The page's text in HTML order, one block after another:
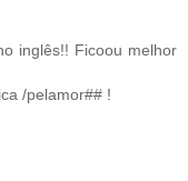
inglês!! Ficoou melhor
/pelamor## !